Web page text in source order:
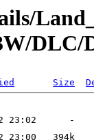
Size